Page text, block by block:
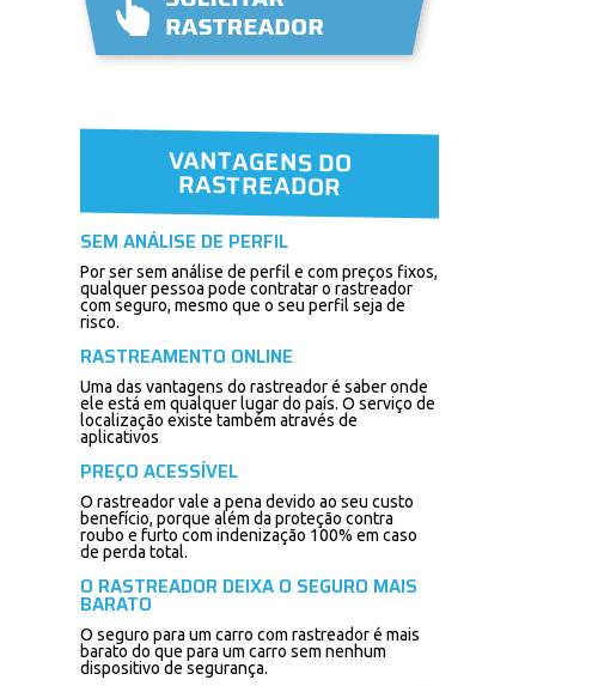
VANTAGENS DO
RASTREADOR
SEM ANÁLISE DE PERFIL
Por ser sem análise de perfil e com preços fixos,
qualquer pessoa pode contratar o rastreador
com seguro, mesmo que o seu perfil seja de
risco.
RASTREAMENTO ONLINE
Uma das vantagens do rastreador é saber onde
ele está em qualquer lugar do país. O serviço de
localização existe também através de
aplicativos
PREÇO ACESSÍVEL
O rastreador vale a pena devido ao seu custo
benefício, porque além da proteção contra
roubo e furto com indenização 100% em caso
de perda total.
O RASTREADOR DEIXA O SEGURO MAIS
BARATO
O seguro para um carro com rastreador é mais
barato do que para um carro sem nenhum
dispositivo de segurança.